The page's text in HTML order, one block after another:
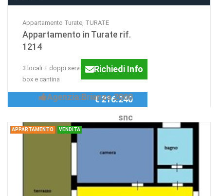
Appartamento Turate, TURATE
Appartamento in Turate rif.
1214
3 locali + doppi servizi + terrazzo +
box e cantina
Richiedi Info
Agenzia:Brianza 2000
snc
€ 216.240
APPARTAMENTO VENDITA